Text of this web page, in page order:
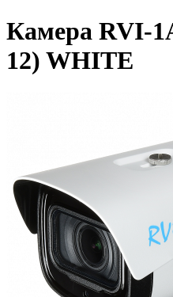
Камера RVI-
12) WHITE